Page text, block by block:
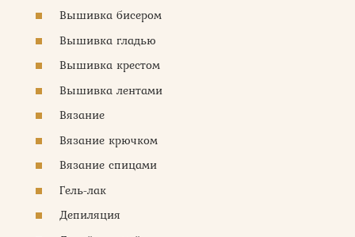
Вышивка бисером
Вышивка гладью
Вышивка крестом
Вышивка лентами
Вязание
Вязание крючком
Вязание спицами
Гель-лак
Депиляция